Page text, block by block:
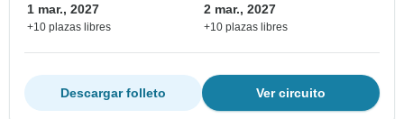
1 mar., 2027
+10 plazas libres
2 mar., 2027
+10 plazas libres
Ver circuito
Descargar folleto